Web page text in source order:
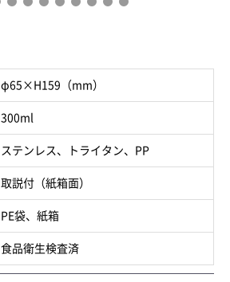
φ65×H159（mm）
300ml
ステンレス、トライタン、PP
取説付（紙箱面）
PE袋、紙箱
食品衛生検査済